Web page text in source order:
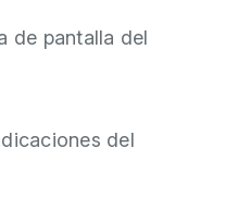
de pantalla del
del